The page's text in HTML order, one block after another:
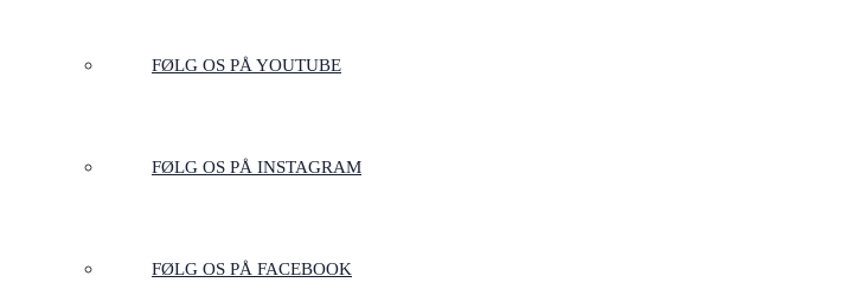
FØLG OS PÅ YOUTUBE
FØLG OS PÅ INSTAGRAM
FØLG OS PÅ FACEBOOK